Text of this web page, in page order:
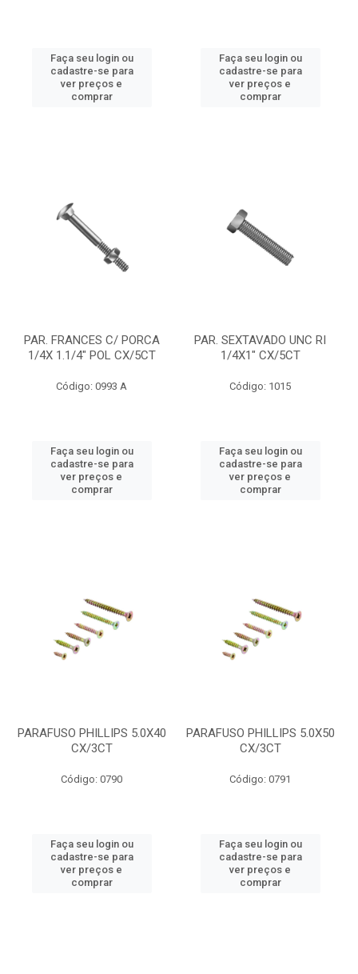
Faça seu login ou
cadastre-se para
ver preços e
comprar
Faça seu login ou
cadastre-se para
ver preços e
comprar
PAR. FRANCES C/ PORCA
1/4X 1.1/4" POL CX/5CT
Código: 0993 A
Faça seu login ou
cadastre-se para
ver preços e
comprar
PAR. SEXTAVADO UNC RI
1/4X1" CX/5CT
Código: 1015
Faça seu login ou
cadastre-se para
ver preços e
comprar
PARAFUSO PHILLIPS 5.0X40
CX/3CT
Código: 0790
Faça seu login ou
cadastre-se para
ver preços e
comprar
PARAFUSO PHILLIPS 5.0X50
CX/3CT
Código: 0791
Faça seu login ou
cadastre-se para
ver preços e
comprar